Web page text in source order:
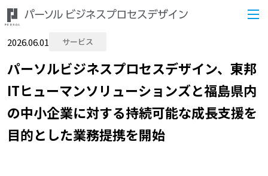
2026.06.01 サービス
パーソルビジネスプロセスデザイン、東邦
ITヒューマンソリューションズと福島県内
の中小企業に対する持続可能な成長支援を
目的とした業務提携を開始